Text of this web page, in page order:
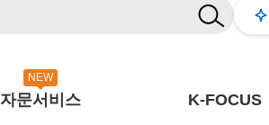
NEW
자문서비스 K-FOCUS